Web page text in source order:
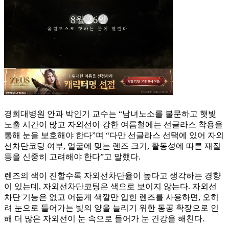
경희대병원 안과 박인기 교수는 “남녀노소를 불문하고 햇빛
노출 시간이 많고 자외선이 강한 여름철에는 선글라스 착용을
통해 눈을 보호해야 한다”며 “다만 선글라스 선택에 있어 자외
선차단코딩 여부, 얼굴에 맞는 렌즈 크기, 활동성에 따른 재질
등을 신중히 고려해야 한다”고 말했다.
렌즈의 색이 진할수록 자외선차단율이 높다고 생각하는 경향
이 있는데, 자외선차단코팅은 색으로 보이지 않는다. 자외선
차단 기능은 없고 어둡게 색깔만 입힌 렌즈를 사용하면, 오히
려 눈으로 들어가는 빛의 양을 늘리기 위한 동공 확장으로 인
해 더 많은 자외선이 눈 속으로 들어가 눈 건강을 해친다.